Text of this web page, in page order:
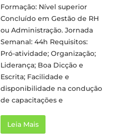
Formação: Nível superior
Concluído em Gestão de RH
ou Administração. Jornada
Semanal: 44h Requisitos:
Pró-atividade; Organização;
Liderança; Boa Dicção e
Escrita; Facilidade e
disponibilidade na condução
de capacitações e
Leia Mais